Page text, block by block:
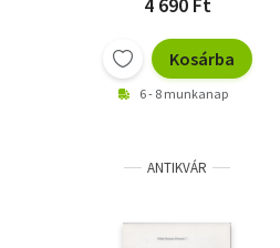
Kosárba
6 - 8 munkanap
ANTIKVÁR